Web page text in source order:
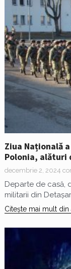
Ziua Națională
Polonia, alături
decembrie 2, 2024
Departe de casă,
militarii din
Citește mai mult din